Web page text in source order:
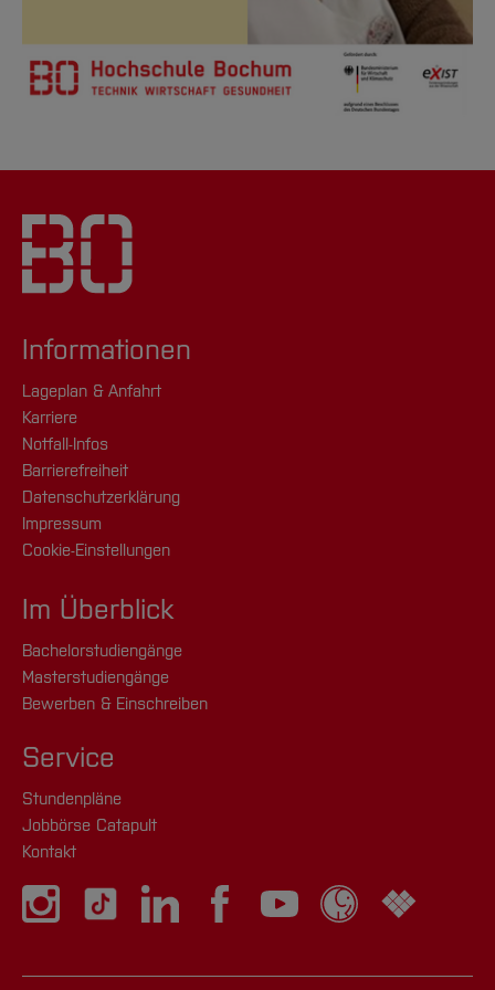
Informationen
Lageplan & Anfahrt
Karriere
Notfall-Infos
Barrierefreiheit
Datenschutzerklärung
Impressum
Cookie-Einstellungen
Im Überblick
Bachelorstudiengänge
Masterstudiengänge
Bewerben & Einschreiben
Service
Stundenpläne
Jobbörse Catapult
Kontakt